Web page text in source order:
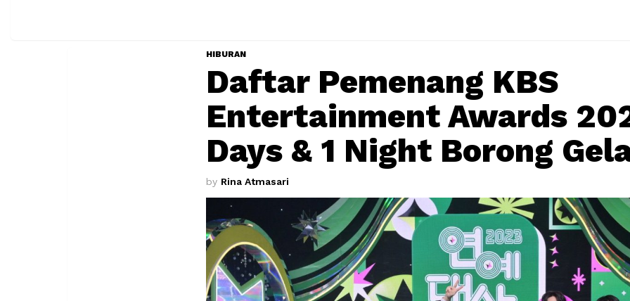
HIBURAN
Daftar Pemenang KBS
Entertainment Awards
Days & 1 Night Borong
by Rina Atmasari